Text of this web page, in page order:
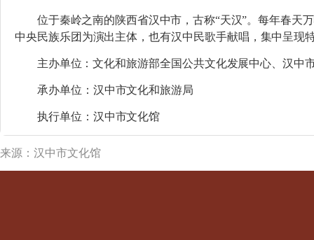
位于秦岭之南的陕西省汉中市，古称“天汉”。每年春天
中央民族乐团为演出主体，也有汉中民歌手献唱，集中呈现
主办单位：文化和旅游部全国公共文化发展中心、汉中
承办单位： 汉中市文化和旅游局
执行单位：汉中市文化馆
来源：汉中市文化馆